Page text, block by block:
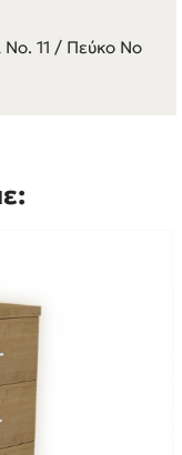
Νο. 11 / Πεύκο Νο